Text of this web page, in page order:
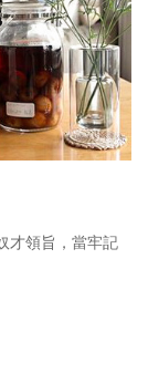
領旨，當牢記